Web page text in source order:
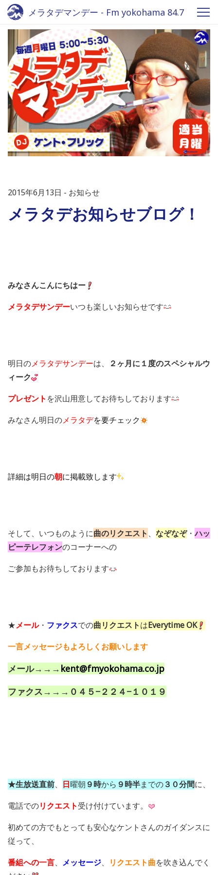
メラタデマンデー - Fm yokohama 84.7
2015年6月13日 お知らせ
メラタデお知らせブログ！
みなさんこんにちはー
メラタデサンデーいつも楽しいお知らせです
明日のメラタデサンデーは、
２ヶ月に１度のスペシャルウ
ィーク
プレゼント を沢山用意してお待ちしております
みなさん明日のメラタデを要チェック
詳細は明日の朝に掲載致します
そして、いつものように曲のリクエスト 、 なぞなぞ・ハッ
ピーテレフォンのコーナーへの
ご参加もお待ちしております
★メール・ ファクスでの曲リクエストはEverytime OK
一言メッセージもよろしくお願いします
メール→→→ kent@fmyokohama.co.jp
ファクス→→→０４５−２２４−１０１９
★生放送直前、 日曜朝 ９時から ９時半までの３０分間に、
電話でのリクエスト受け付けています。
初めての方でもとっても安心なケントさんのガイダンスに
従って、
番組への一言、 メッセージ、 リクエスト曲を吹き込んでく